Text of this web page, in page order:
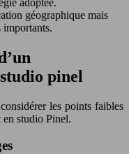
géographique mais
importants.
pinel
les points faibles
en studio Pinel.